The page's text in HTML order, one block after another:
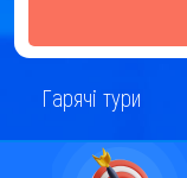
Гарячі тури